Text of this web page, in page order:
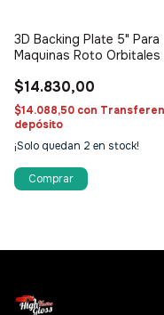
3D Backing Plate 5" Para
Maquinas Roto Orbitales
$14.830,00
$14.088,50 con
depósito
¡Solo quedan 2 en stock!